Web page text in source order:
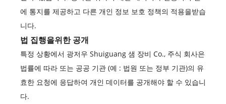
에 통지를 제공하고 다른 개인 정보 보호 정책의 적용을받습
니다.
법 집행을위한 공개
특정 상황에서 광저우 Shuiguang 샘 장비 Co., 주식 회사은
법률에 따라 또는 공공 기관 (예 : 법원 또는 정부 기관)의 유
효한 요청에 응답하여 개인 데이터를 공개해야 할 수 있습니
다.